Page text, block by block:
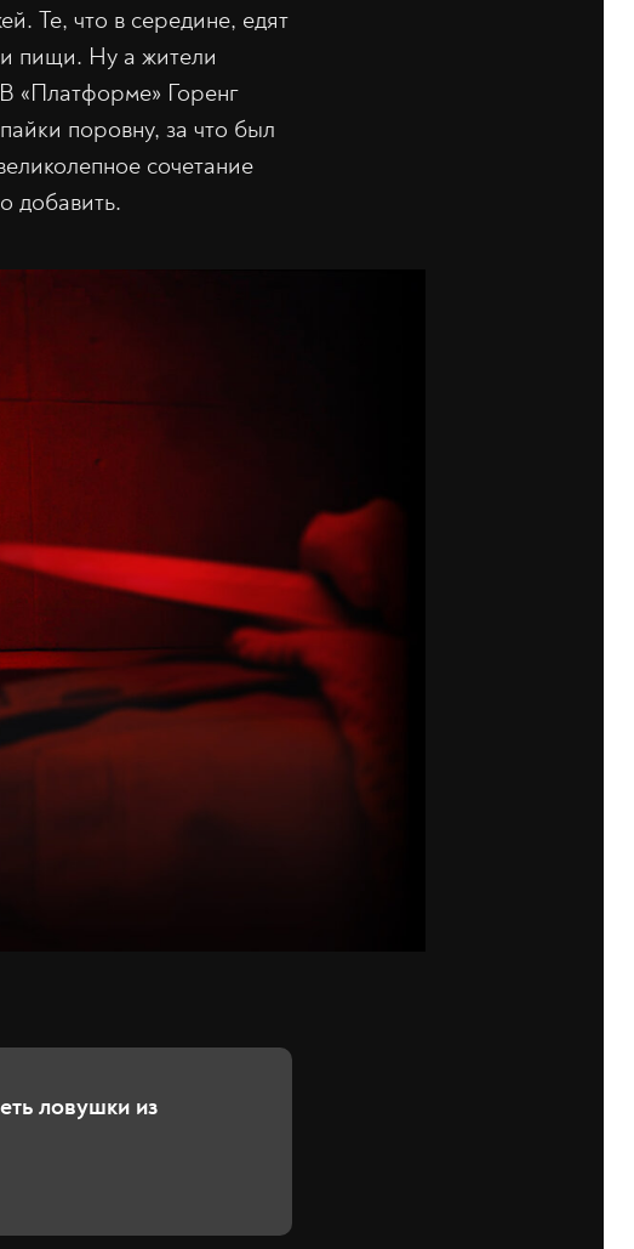
Те, что в середине, едят
пищи. Ну а жители
«Платформе» Горенг
поровну, за что был
сочетание
добавить.
ловушки из